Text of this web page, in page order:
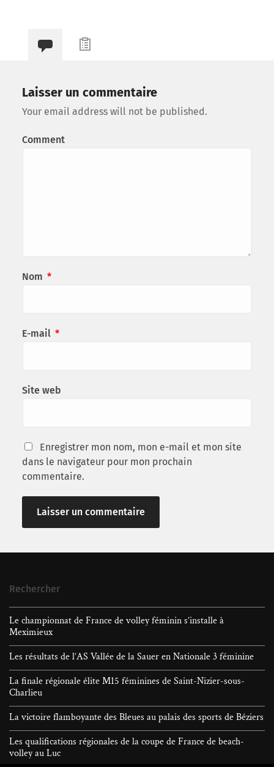
Rechercher
Le championnat de France de volley féminin s’installe à
Meximieux
Les résultats de l’AS Vallée de la Sauer en Nationale 3 féminine
La finale régionale élite M15 féminines de Saint-Nizier-sous-
Charlieu
La victoire flamboyante des Bleues au palais des sports de Béziers
Les qualifications régionales de la coupe de France de beach-
volley au Luc
Laisser un commentaire
Your email address will not be published.
Comment
Nom *
E-mail *
Site web
Enregistrer mon nom, mon e-mail et mon site
dans le navigateur pour mon prochain
commentaire.